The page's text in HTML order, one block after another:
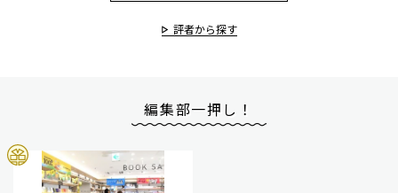
評者から探す
編集部一押し！